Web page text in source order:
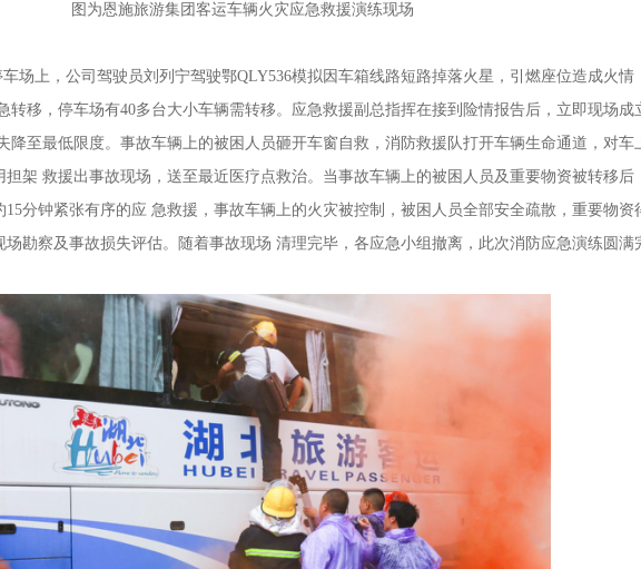
图为恩施旅游集团客运车辆火灾应急救援演练现场
上，公司驾驶员刘列宁驾驶鄂QLY536模拟因车箱线路短路掉落火星，引燃座位造成火情
转移，停车场有40多台大小车辆需转移。应急救援副总指挥在接到险情报告后，立即现场成
降至最低限度。事故车辆上的被困人员砸开车窗自救，消防救援队打开车辆生命通道，对车
架 救援出事故现场，送至最近医疗点救治。当事故车辆上的被困人员及重要物资被转移后
分钟紧张有序的应 急救援，事故车辆上的火灾被控制，被困人员全部安全疏散，重要物资
勘察及事故损失评估。随着事故现场 清理完毕，各应急小组撤离，此次消防应急演练圆满